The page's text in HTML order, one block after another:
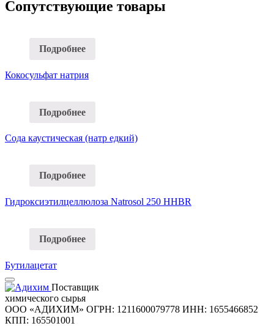
Сопутствующие товары
Подробнее
Кокосульфат натрия
Подробнее
Сода каустическая (натр едкий)
Подробнее
Гидроксиэтилцеллюлоза Natrosol 250 HHBR
Подробнее
Бутилацетат
Поставщик
химического сырья
ООО «АДИХИМ» ОГРН: 1211600079778 ИНН: 1655466852
КПП: 165501001